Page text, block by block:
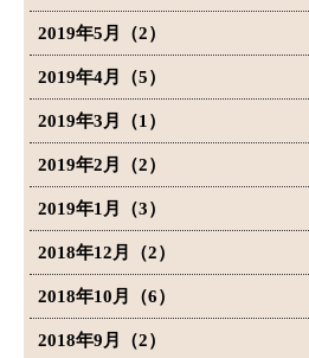
2019年5月（2）
2019年4月（5）
2019年3月（1）
2019年2月（2）
2019年1月（3）
2018年12月（2）
2018年10月（6）
2018年9月（2）